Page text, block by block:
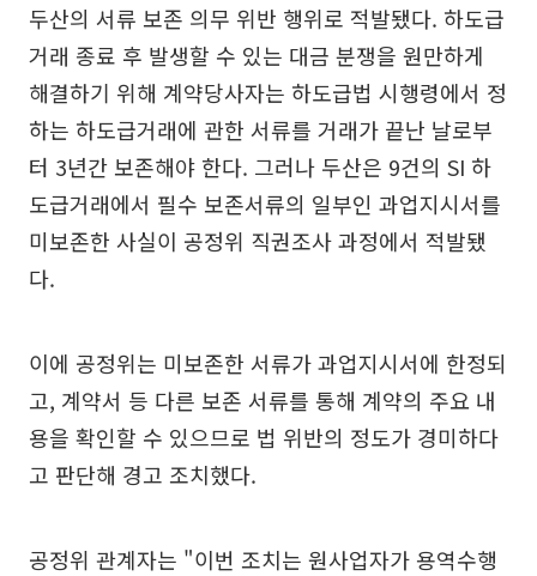
두산의 서류 보존 의무 위반 행위로 적발됐다. 하도급
거래 종료 후 발생할 수 있는 대금 분쟁을 원만하게
해결하기 위해 계약당사자는 하도급법 시행령에서 정
하는 하도급거래에 관한 서류를 거래가 끝난 날로부
터 3년간 보존해야 한다. 그러나 두산은 9건의 SI 하
도급거래에서 필수 보존서류의 일부인 과업지시서를
미보존한 사실이 공정위 직권조사 과정에서 적발됐
다.
이에 공정위는 미보존한 서류가 과업지시서에 한정되
고, 계약서 등 다른 보존 서류를 통해 계약의 주요 내
용을 확인할 수 있으므로 법 위반의 정도가 경미하다
고 판단해 경고 조치했다.
공정위 관계자는 "이번 조치는 원사업자가 용역수행